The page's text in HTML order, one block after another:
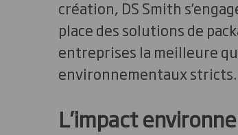
création, DS Smith
place des solutions de
entreprises la meilleure
environnementaux stricts.
L’impact